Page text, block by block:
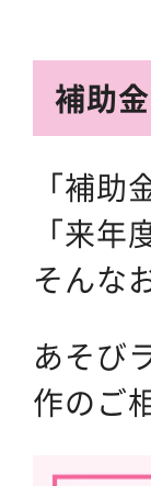
補助
「補
「来
そんな
あそび
作のご